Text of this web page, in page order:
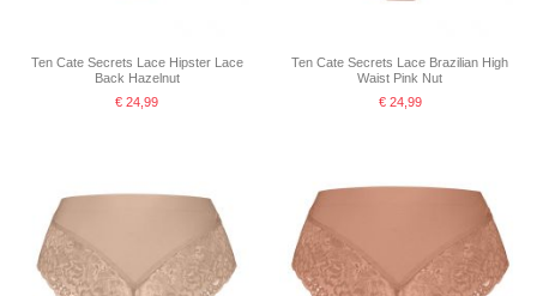
Ten Cate Secrets Lace Hipster Lace
Back Hazelnut
€ 24,99
Ten Cate Secrets Lace Brazilian High
Waist Pink Nut
€ 24,99